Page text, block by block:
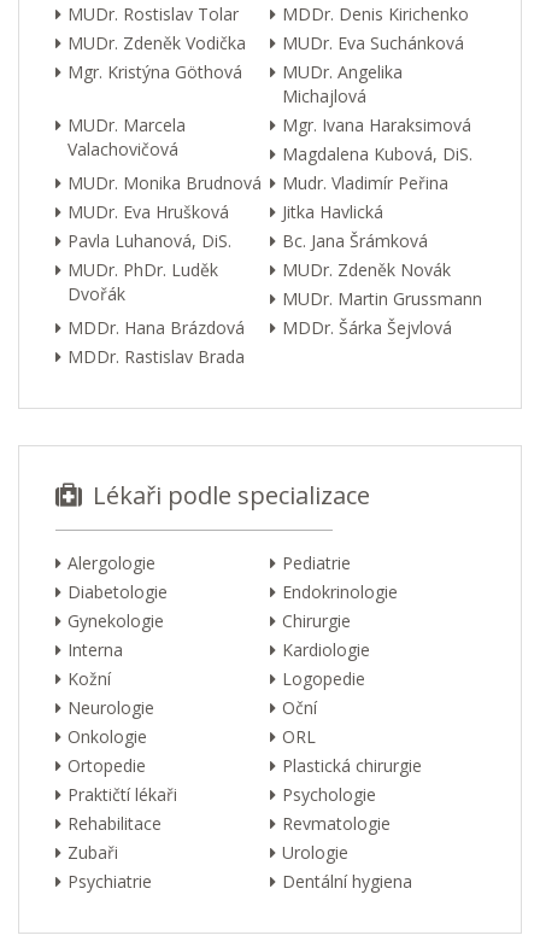
MUDr. Rostislav Tolar
MDDr. Denis Kirichenko
MUDr. Zdeněk Vodička
MUDr. Eva Suchánková
Mgr. Kristýna Göthová
MUDr. Angelika
Michajlová
MUDr. Marcela
Valachovičová
Mgr. Ivana Haraksimová
Magdalena Kubová, DiS.
MUDr. Monika Brudnová
Mudr. Vladimír Peřina
MUDr. Eva Hrušková
Jitka Havlická
Pavla Luhanová, DiS.
Bc. Jana Šrámková
MUDr. PhDr. Luděk
Dvořák
MUDr. Zdeněk Novák
MUDr. Martin Grussmann
MDDr. Hana Brázdová
MDDr. Šárka Šejvlová
MDDr. Rastislav Brada
Lékaři podle specializace
Alergologie
Pediatrie
Diabetologie
Endokrinologie
Gynekologie
Chirurgie
Interna
Kardiologie
Kožní
Logopedie
Neurologie
Oční
Onkologie
ORL
Ortopedie
Plastická chirurgie
Praktičtí lékaři
Psychologie
Rehabilitace
Revmatologie
Zubaři
Urologie
Psychiatrie
Dentální hygiena